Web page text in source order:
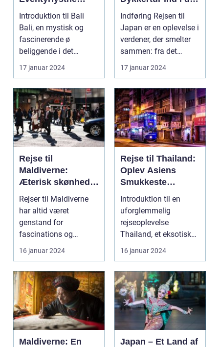
Rejsende
Introduktion til Bali
Bali, en mystisk og
fascinerende ø
beliggende i det
smukke Indonesien,
har læ...
17 januar 2024
Kejserlige Øst
Indføring Rejsen til
Japan er en oplevelse i
verdener, der smelter
sammen: fra det
traditionelle ti...
17 januar 2024
Rejse til
Maldiverne:
Æterisk skønhed
og eventyrlystens
paradis
Rejser til Maldiverne
har altid været
genstand for
fascinations og
beundring. Med sin
betagende natu...
16 januar 2024
Rejse til Thailand:
Oplev Asiens
Smukkeste
Rejsemål
Introduktion til en
uforglemmelig
rejseoplevelse
Thailand, et eksotisk
land med sine smukke
strande...
16 januar 2024
Maldiverne: En
Japan – Et Land af